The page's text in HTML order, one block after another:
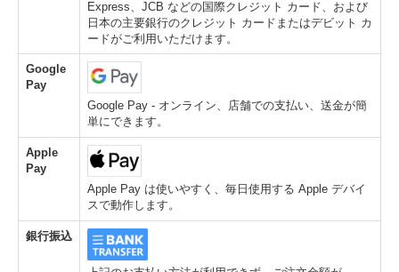
Express、JCB などの国際クレジット カード、および
日本の主要銀行のクレジット カードまたはデビット カ
ードがご利用いただけます。
Google
Pay
Google Pay - オンライン、店舗での支払い、送金が簡
単にできます。
Apple
Pay
Apple Pay は使いやすく、毎日使用する Apple デバイ
スで動作します。
銀行振込